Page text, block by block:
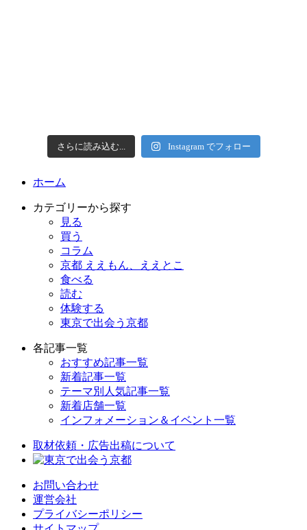
さらに読み込む... Instagram でフォロー
ホーム
カテゴリーから探す
見る
買う
コラム
京都 ええもん、ええとこ
食べる
読む
体験する
東京で出会う京都
各記事一覧
おすすめ記事一覧
新着記事一覧
テーマ別人気記事一覧
新着店舗一覧
インフォメーション＆イベント一覧
取材依頼・広告出稿について
お問い合わせ
運営会社
プライバシーポリシー